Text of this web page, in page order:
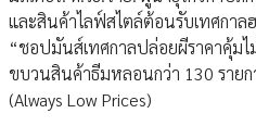
และสินค้าไลฟ์สไตล์ต้อนรับเทศกาล
“ชอปมันส์เทศกาลปล่อยผีราคาคุ้ม
ขบวนสินค้าธีมหลอนกว่า 130 รายก
(Always Low Prices)